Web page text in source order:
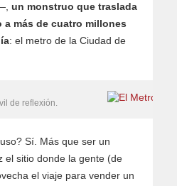
un monstruo que traslada
más de cuatro millones
: el metro de la Ciudad de
de reflexión.
Sí. Más que ser un
el sitio donde la gente (de
el viaje para vender un